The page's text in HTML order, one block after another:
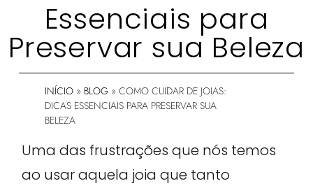
Essenciais para
Preservar sua Beleza
INÍCIO » BLOG » COMO CUIDAR DE JOIAS:
DICAS ESSENCIAIS PARA PRESERVAR SUA
BELEZA
Uma das frustrações que nós temos
ao usar aquela joia que tanto